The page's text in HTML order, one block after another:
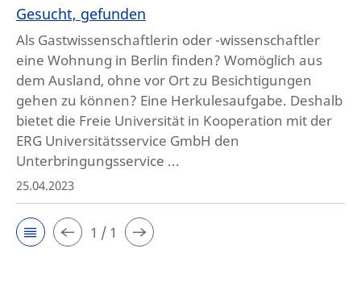
Gesucht, gefunden
Als Gastwissenschaftlerin oder -wissenschaftler
eine Wohnung in Berlin finden? Womöglich aus
dem Ausland, ohne vor Ort zu Besichtigungen
gehen zu können? Eine Herkulesaufgabe. Deshalb
bietet die Freie Universität in Kooperation mit der
ERG Universitätsservice GmbH den
Unterbringungsservice ...
25.04.2023
1 / 1